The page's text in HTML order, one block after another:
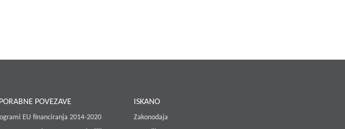
POVEZAVE
EU financiranja 2014-2020
ISKANO
Zakonodaja